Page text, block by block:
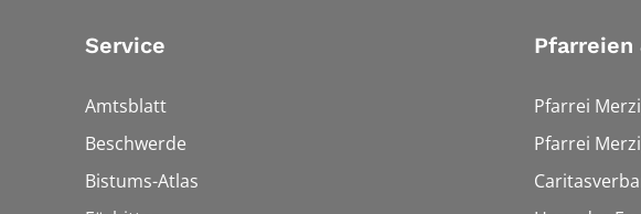
Service
Amtsblatt
Beschwerde
Bistums-Atlas
Pfarreien
Pfarrei
Pfarrei